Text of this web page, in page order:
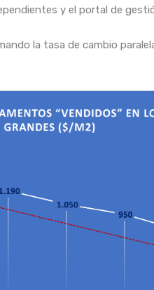
y el portal de
la tasa de cambio